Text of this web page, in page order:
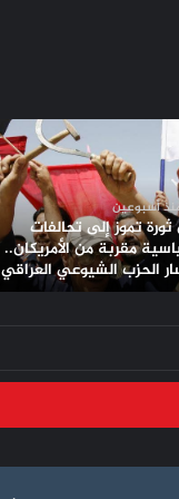
أسبوعين
تموز إلى تحالفات
مقربة من الأمريكان..
الحزب الشيوعي العراقي